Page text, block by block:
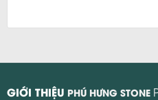
GIỚI THIỆU PHÚ HƯNG STONE